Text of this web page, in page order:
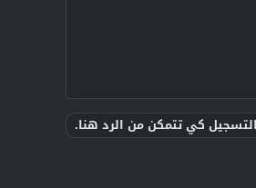
كي تتمكن من الرد هنا.